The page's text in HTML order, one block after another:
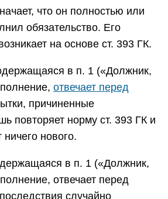
что он полностью или
обязательство. Его
на основе ст. 393 ГК.
в п. 1 («Должник,
отвечает перед
причиненные
повторяет норму ст. 393 ГК и
ничего нового.
в п. 1 («Должник,
отвечает перед
случайно